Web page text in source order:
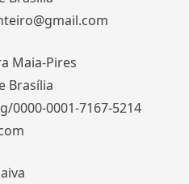
Maia-Pires
Brasília
0000-0001-7167-5214